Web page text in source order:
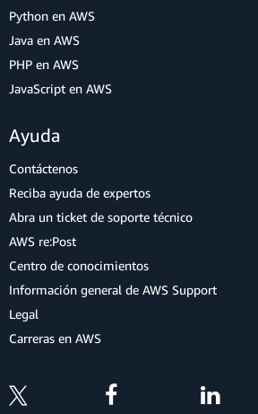
Python en AWS
Java en AWS
PHP en AWS
JavaScript en AWS
Ayuda
Contáctenos
Reciba ayuda de expertos
Abra un ticket de soporte técnico
AWS re:Post
Centro de conocimientos
Información general de AWS Support
Legal
Carreras en AWS